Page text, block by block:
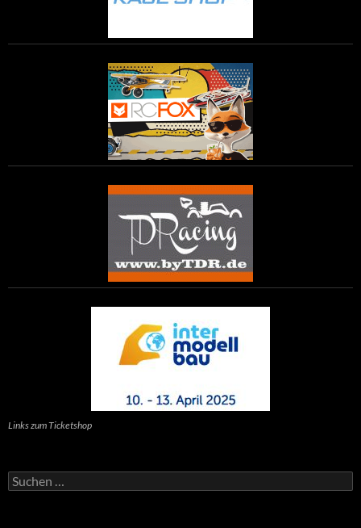
Links zum Ticketshop
Suchen
nach: